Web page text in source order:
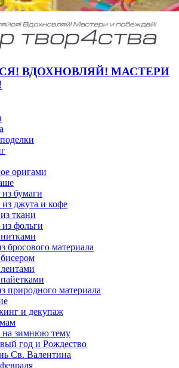
ВДОХНОВЛЯЙ! МАСТЕРИ
оригами
бумаги
джута и кофе
ткани
фольги
бросового материала
природного материала
и декупаж
на зимнюю тему
год и Рождество
Св. Валентина